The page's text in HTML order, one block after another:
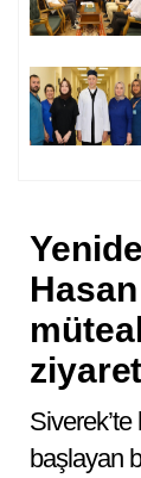
Siverek’te
başlayan